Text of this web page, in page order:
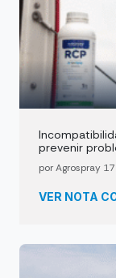
prevenir
por Agrospray
VER NOTA